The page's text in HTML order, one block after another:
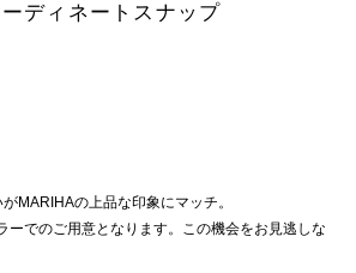
ディネートスナップ
MARIHAの上品な印象にマッチ。
ーでのご用意となります。この機会をお見逃しな